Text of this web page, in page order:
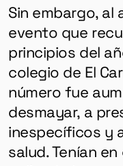
Sin embargo, al
evento que
principios del
colegio de El
número fue
desmayar, a
inespecíficos y
salud. Tenían